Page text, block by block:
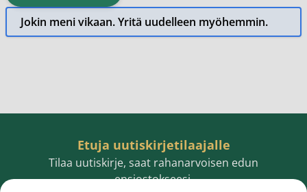
tuotteita
Jokin meni vikaan. Yritä uudelleen myöhemmin.
Etuja uutiskirjetilaajalle
Tilaa uutiskirje, saat rahanarvoisen edun
ensiostokseesi.